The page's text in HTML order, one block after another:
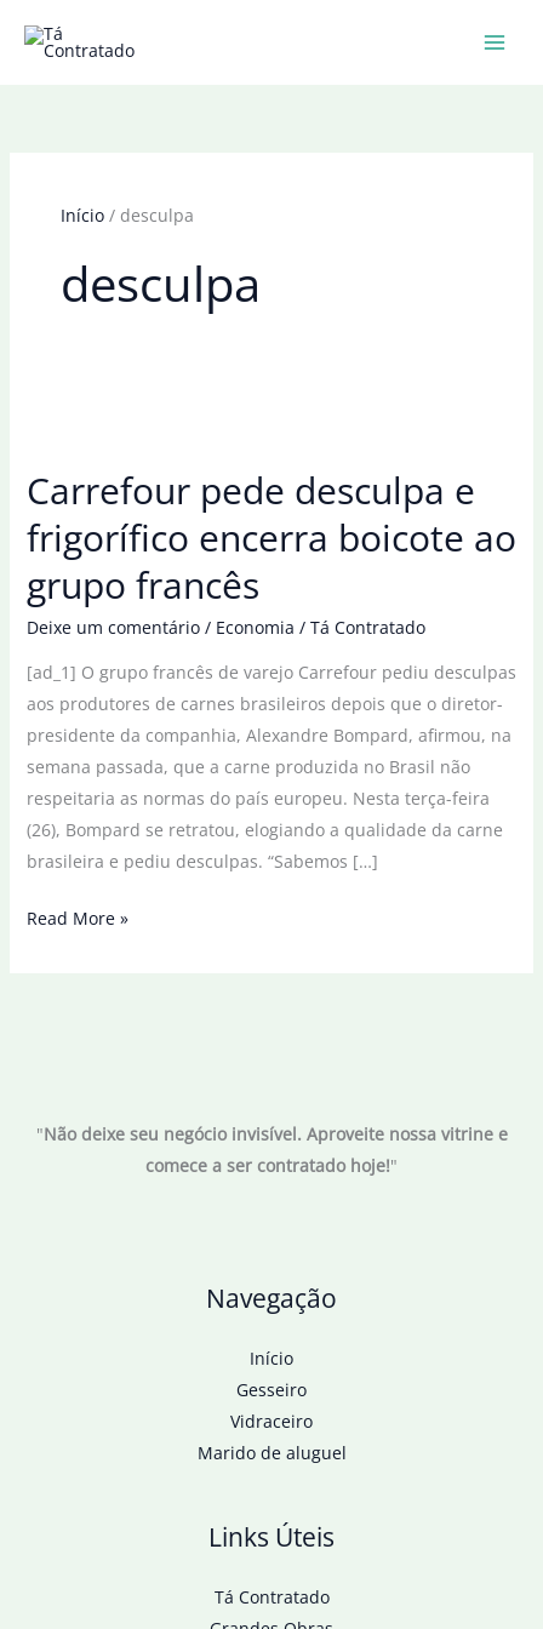
para
Início desculpa
desculpa
Carrefour pede desculpa e
frigorífico encerra boicote ao
grupo francês
Deixe um comentário / Economia / Tá Contratado
[ad_1] O grupo francês de varejo Carrefour pediu desculpas
aos produtores de carnes brasileiros depois que o diretor-
presidente da companhia, Alexandre Bompard, afirmou, na
semana passada, que a carne produzida no Brasil não
respeitaria as normas do país europeu. Nesta terça-feira
(26), Bompard se retratou, elogiando a qualidade da carne
brasileira e pediu desculpas. “Sabemos […]
Carrefour
ao
Read More »
"Não deixe seu negócio invisível. Aproveite nossa vitrine e
comece a ser contratado hoje!"
Navegação
Início
Gesseiro
Vidraceiro
Marido de aluguel
Links Úteis
Tá Contratado